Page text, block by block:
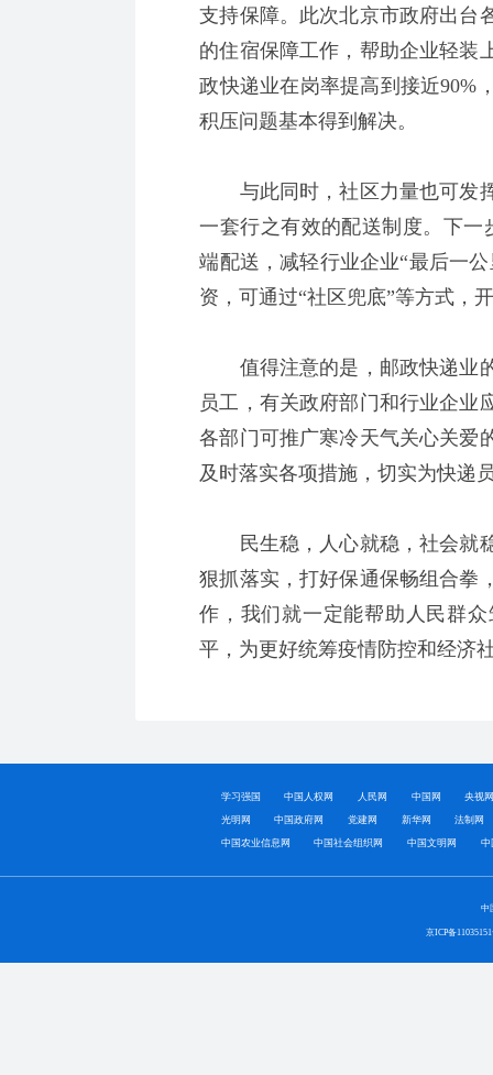
支持保障。此次北京市政府出台
的住宿保障工作，帮助企业轻装
政快递业在岗率提高到接近90%
积压问题基本得到解决。
与此同时，社区力量也可发挥
一套行之有效的配送制度。下一
端配送，减轻行业企业“最后一
资，可通过“社区兜底”等方式，
值得注意的是，邮政快递业的
员工，有关政府部门和行业企业
各部门可推广寒冷天气关心关爱
及时落实各项措施，切实为快递
民生稳，人心就稳，社会就稳
狠抓落实，打好保通保畅组合拳
作，我们就一定能帮助人民群
平，为更好统筹疫情防控和经济
学习强国 中国人权网 人民网 中国网 央视
光明网 中国政府网 党建网 新华网 法制网
中国农业信息网 中国社会组织网 中国文明网 中
中
京ICP备